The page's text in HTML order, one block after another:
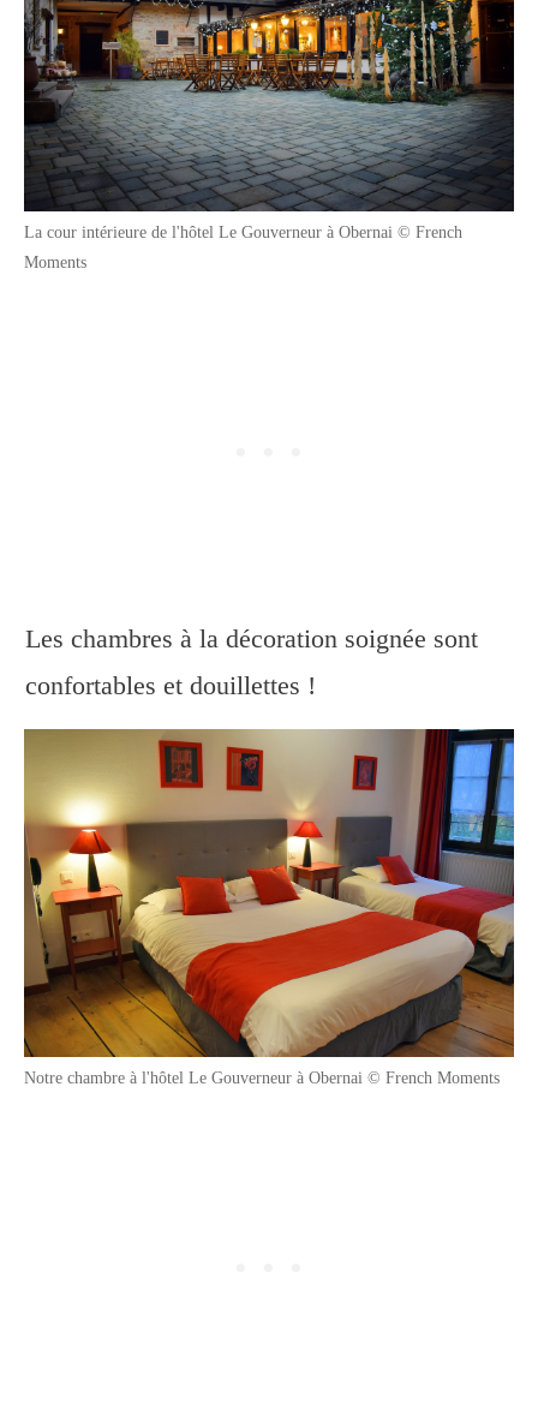
La cour intérieure de l'hôtel Le Gouverneur à Obernai © French
Moments
Les chambres à la décoration soignée sont
confortables et douillettes !
Notre chambre à l'hôtel Le Gouverneur à Obernai © French Moments